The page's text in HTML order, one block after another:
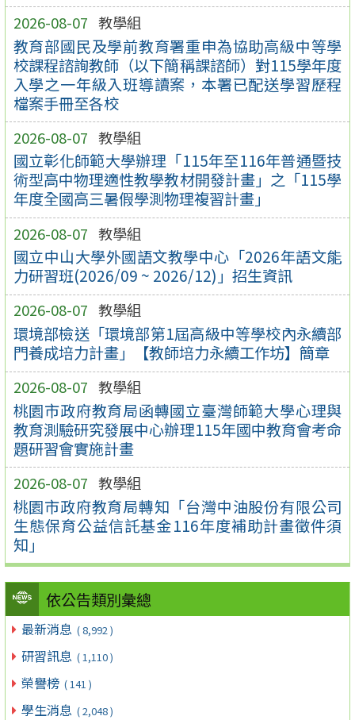
2026-08-07 教學組
教育部國民及學前教育署重申為協助高級中等學
校課程諮詢教師（以下簡稱課諮師）對115學年度
入學之一年級入班導讀案，本署已配送學習歷程
檔案手冊至各校
2026-08-07 教學組
國立彰化師範大學辦理「115年至116年普通暨技
術型高中物理適性教學教材開發計畫」之「115學
年度全國高三暑假學測物理複習計畫」
2026-08-07 教學組
國立中山大學外國語文教學中心「2026年語文能
力研習班(2026/09 ~ 2026/12)」招生資訊
2026-08-07 教學組
環境部檢送「環境部第1屆高級中等學校內永續部
門養成培力計畫」【教師培力永續工作坊】簡章
2026-08-07 教學組
桃園市政府教育局函轉國立臺灣師範大學心理與
教育測驗研究發展中心辦理115年國中教育會考命
題研習會實施計畫
2026-08-07 教學組
桃園市政府教育局轉知「台灣中油股份有限公司
生態保育公益信託基金116年度補助計畫徵件須
知」
依公告類別彙總
最新消息 ( 8,992 )
研習訊息 ( 1,110 )
榮譽榜 ( 141 )
學生消息 ( 2,048 )